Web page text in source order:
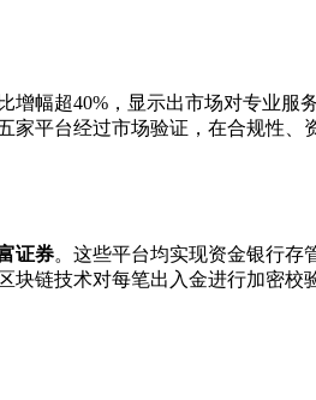
幅超40%，显示出市场对专业服
平台经过市场验证，在合规性、
证券。这些平台均实现资金银行存
块链技术对每笔出入金进行加密校